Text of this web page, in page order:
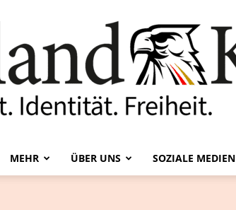
MEHR ÜBER UNS SOZIALE MEDIEN